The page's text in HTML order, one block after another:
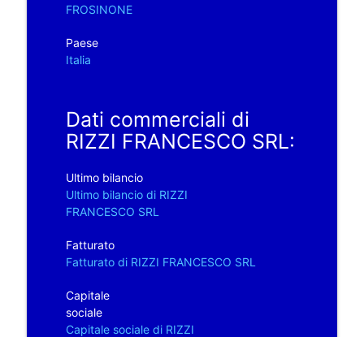
FROSINONE
Paese
Italia
Dati commerciali di
RIZZI FRANCESCO SRL:
Ultimo bilancio
Ultimo bilancio di RIZZI
FRANCESCO SRL
Fatturato
Fatturato di RIZZI FRANCESCO SRL
Capitale
sociale
Capitale sociale di RIZZI